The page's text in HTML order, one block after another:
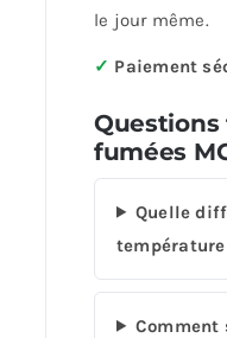
le jour même.
✓ Paiement
fumées
Quelle
température
Comment